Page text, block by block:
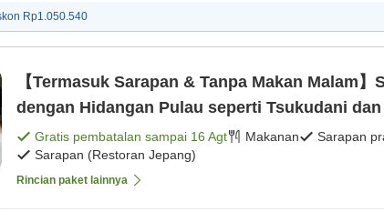
Rp1.050.540
【Termasuk Sarapan & Tanpa Makan Malam】
dengan Hidangan Pulau seperti Tsukudani
Segar [Sarapan prasmanan]
Gratis pembatalan sampai 16 Agt Makanan
Sarapan
Sarapan (Restoran Jepang)
Rincian paket lainnya